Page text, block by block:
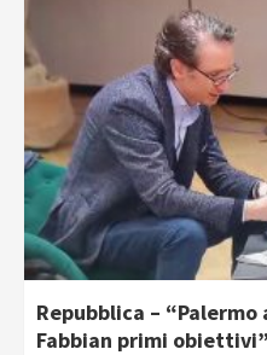
Repubblica –
Fabbian primi obiettivi”